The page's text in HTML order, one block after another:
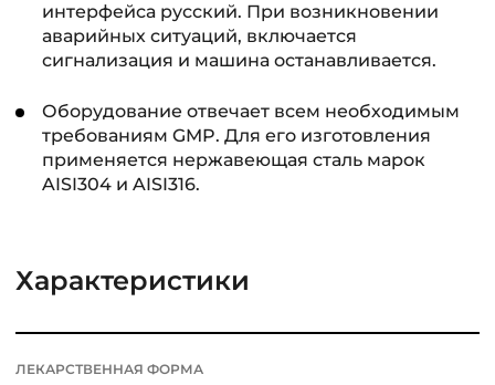
интерфейса русский. При возникновении
аварийных ситуаций, включается
сигнализация и машина останавливается.
Оборудование отвечает всем необходимым
требованиям GMP. Для его изготовления
применяется нержавеющая сталь марок
AISI304 и AISI316.
Характеристики
ЛЕКАРСТВЕННАЯ ФОРМА